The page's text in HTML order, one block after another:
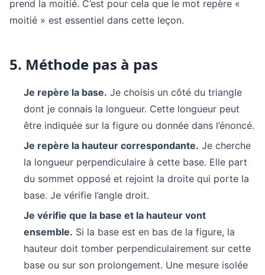
prend la moitié. C’est pour cela que le mot repère «
moitié » est essentiel dans cette leçon.
5. Méthode pas à pas
Je repère la base. Je choisis un côté du triangle
dont je connais la longueur. Cette longueur peut
être indiquée sur la figure ou donnée dans l’énoncé.
Je repère la hauteur correspondante. Je cherche
la longueur perpendiculaire à cette base. Elle part
du sommet opposé et rejoint la droite qui porte la
base. Je vérifie l’angle droit.
Je vérifie que la base et la hauteur vont
ensemble. Si la base est en bas de la figure, la
hauteur doit tomber perpendiculairement sur cette
base ou sur son prolongement. Une mesure isolée